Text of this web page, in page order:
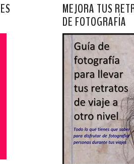
MEJORA TUS
DE FOTOGRAFÍA